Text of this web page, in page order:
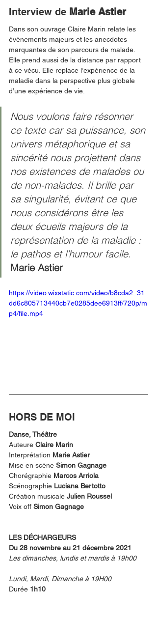
Interview de Marie Astier
Dans son ouvrage Claire Marin relate les
évènements majeurs et les anecdotes
marquantes de son parcours de malade.
Elle prend aussi de la distance par rapport
à ce vécu. Elle replace l’expérience de la
maladie dans la perspective plus globale
d’une expérience de vie.
Nous voulons faire résonner
ce texte car sa puissance, son
univers métaphorique et sa
sincérité nous projettent dans
nos existences de malades ou
de non-malades. Il brille par
sa singularité, évitant ce que
nous considérons être les
deux écueils majeurs de la
représentation de la maladie :
le pathos et l’humour facile.
Marie Astier
https://video.wixstatic.com/video/b8cda2_31
dd6c805713440cb7e0285dee6913ff/720p/m
p4/file.mp4
HORS DE MOI
Danse, Théâtre
Auteure Claire Marin
Interprétation Marie Astier
Mise en scène Simon Gagnage
Chorégraphie Marcos Arriola
Scénographie Luciana Bertotto
Création musicale Julien Roussel
Voix off Simon Gagnage
LES DÉCHARGEURS
Du 28 novembre au 21 décembre 2021
Les dimanches, lundis et mardis à 19h00
Lundi, Mardi, Dimanche à 19H00
Durée 1h10